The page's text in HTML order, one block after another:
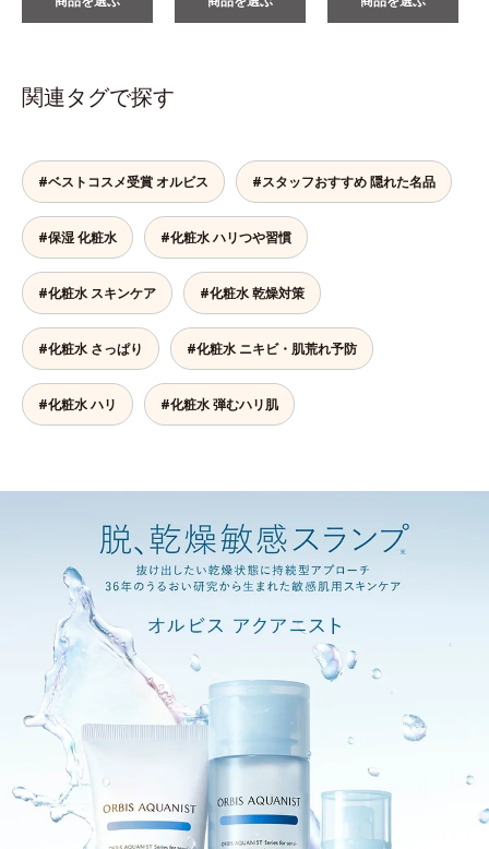
関連タグで探す
#ベストコスメ受賞 オルビス #スタッフおすすめ 隠れた名品
#保湿 化粧水 #化粧水 ハリつや習慣
#化粧水 スキンケア #化粧水 乾燥対策
#化粧水 さっぱり #化粧水 ニキビ・肌荒れ予防
#化粧水 ハリ #化粧水 弾むハリ肌